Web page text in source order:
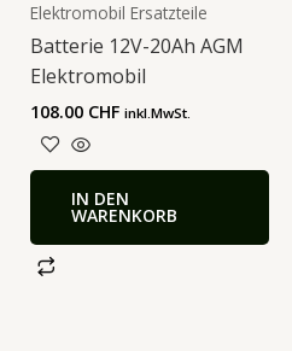
Elektromobil Ersatzteile
Batterie 12V-20Ah AGM
Elektromobil
108.00 CHF inkl.MwSt.
IN DEN
WARENKORB